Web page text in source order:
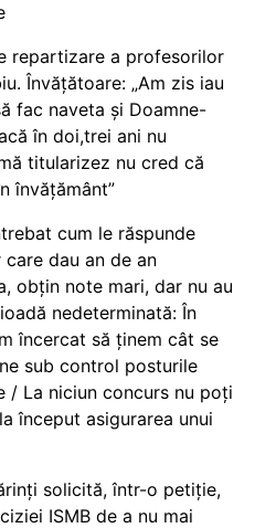
repartizare a profesorilor
Învățătoare: „Am zis iau
fac naveta și Doamne-
în doi,trei ani nu
titularizez nu cred că
învățământ”
cum le răspunde
dau an de an
obțin note mari, dar nu au
nedeterminată: În
încercat să ținem cât se
sub control posturile
/ La niciun concurs nu poți
început asigurarea unui
solicită, într-o petiție,
ISMB de a nu mai